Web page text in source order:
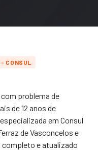
- CONSUL
problema de
de 12 anos de
em Consul
de Vasconcelos e
completo e atualizado